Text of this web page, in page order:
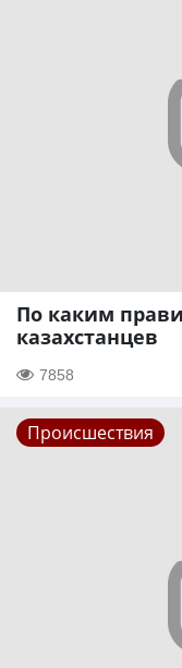
По каким
казахстанцев
7858
Происшествия